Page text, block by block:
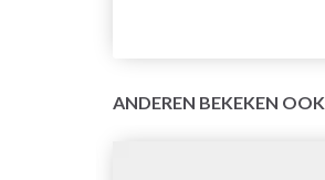
ANDEREN BEKEKEN OOK